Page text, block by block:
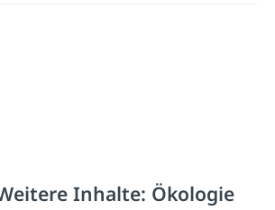
Inhalte: Ökologie